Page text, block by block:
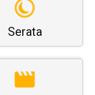
Serata